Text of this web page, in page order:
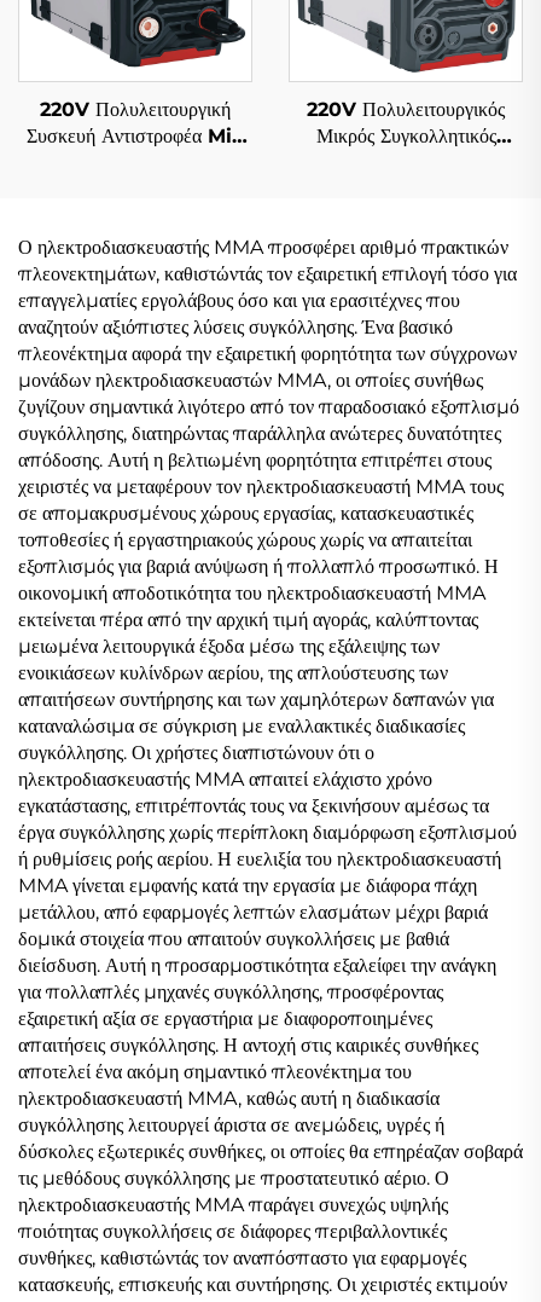
220V Πολυλειτουργική
Συσκευή Αντιστροφέα Mig
Σύστημα Συγκόλλησης
220V Πολυλειτουργικός
Μικρός Συγκολλητικός
Ο ηλεκτροδιασκευαστής MMA προσφέρει αριθμό πρακτικών
πλεονεκτημάτων, καθιστώντάς τον εξαιρετική επιλογή τόσο για
επαγγελματίες εργολάβους όσο και για ερασιτέχνες που
αναζητούν αξιόπιστες λύσεις συγκόλλησης. Ένα βασικό
πλεονέκτημα αφορά την εξαιρετική φορητότητα των σύγχρονων
μονάδων ηλεκτροδιασκευαστών MMA, οι οποίες συνήθως
ζυγίζουν σημαντικά λιγότερο από τον παραδοσιακό εξοπλισμό
συγκόλλησης, διατηρώντας παράλληλα ανώτερες δυνατότητες
απόδοσης. Αυτή η βελτιωμένη φορητότητα επιτρέπει στους
χειριστές να μεταφέρουν τον ηλεκτροδιασκευαστή MMA τους
σε απομακρυσμένους χώρους εργασίας, κατασκευαστικές
τοποθεσίες ή εργαστηριακούς χώρους χωρίς να απαιτείται
εξοπλισμός για βαριά ανύψωση ή πολλαπλό προσωπικό. Η
οικονομική αποδοτικότητα του ηλεκτροδιασκευαστή MMA
εκτείνεται πέρα από την αρχική τιμή αγοράς, καλύπτοντας
μειωμένα λειτουργικά έξοδα μέσω της εξάλειψης των
ενοικιάσεων κυλίνδρων αερίου, της απλούστευσης των
απαιτήσεων συντήρησης και των χαμηλότερων δαπανών για
καταναλώσιμα σε σύγκριση με εναλλακτικές διαδικασίες
συγκόλλησης. Οι χρήστες διαπιστώνουν ότι ο
ηλεκτροδιασκευαστής MMA απαιτεί ελάχιστο χρόνο
εγκατάστασης, επιτρέποντάς τους να ξεκινήσουν αμέσως τα
έργα συγκόλλησης χωρίς περίπλοκη διαμόρφωση εξοπλισμού
ή ρυθμίσεις ροής αερίου. Η ευελιξία του ηλεκτροδιασκευαστή
MMA γίνεται εμφανής κατά την εργασία με διάφορα πάχη
μετάλλου, από εφαρμογές λεπτών ελασμάτων μέχρι βαριά
δομικά στοιχεία που απαιτούν συγκολλήσεις με βαθιά
διείσδυση. Αυτή η προσαρμοστικότητα εξαλείφει την ανάγκη
για πολλαπλές μηχανές συγκόλλησης, προσφέροντας
εξαιρετική αξία σε εργαστήρια με διαφοροποιημένες
απαιτήσεις συγκόλλησης. Η αντοχή στις καιρικές συνθήκες
αποτελεί ένα ακόμη σημαντικό πλεονέκτημα του
ηλεκτροδιασκευαστή MMA, καθώς αυτή η διαδικασία
συγκόλλησης λειτουργεί άριστα σε ανεμώδεις, υγρές ή
δύσκολες εξωτερικές συνθήκες, οι οποίες θα επηρέαζαν σοβαρά
τις μεθόδους συγκόλλησης με προστατευτικό αέριο. Ο
ηλεκτροδιασκευαστής MMA παράγει συνεχώς υψηλής
ποιότητας συγκολλήσεις σε διάφορες περιβαλλοντικές
συνθήκες, καθιστώντάς τον αναπόσπαστο για εφαρμογές
κατασκευής, επισκευής και συντήρησης. Οι χειριστές εκτιμούν